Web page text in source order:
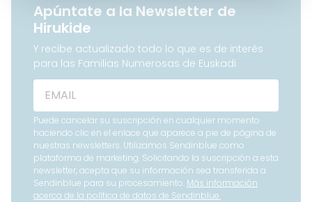
Apúntate a la Newsletter de
Hirukide
Y recibe actualizado todo lo que es de interés
para las Familias Numerosas de Euskadi
Puede cancelar su suscripción en cualquier momento
haciendo clic en el enlace que aparece a pie de página de
nuestras newsletters. Utilizamos Sendinblue como
plataforma de marketing. Solicitando la suscripción a esta
newsletter, acepta que su información sea transferida a
Sendinblue para su procesamiento. Más información
acerca de la política de datos de Sendinblue.